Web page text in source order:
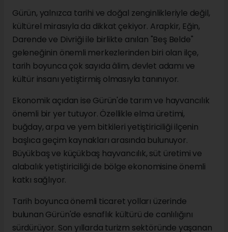
Gürün, yalnızca tarihi ve doğal zenginlikleriyle değil,
kültürel mirasıyla da dikkat çekiyor. Arapkir, Eğin,
Darende ve Divriği ile birlikte anılan "Beş Belde"
geleneğinin önemli merkezlerinden biri olan ilçe,
tarih boyunca çok sayıda âlim, devlet adamı ve
kültür insanı yetiştirmiş olmasıyla tanınıyor.
Ekonomik açıdan ise Gürün'de tarım ve hayvancılık
önemli bir yer tutuyor. Özellikle elma üretimi,
buğday, arpa ve yem bitkileri yetiştiriciliği ilçenin
başlıca geçim kaynakları arasında bulunuyor.
Büyükbaş ve küçükbaş hayvancılık, süt üretimi ve
alabalık yetiştiriciliği de bölge ekonomisine önemli
katkı sağlıyor.
Tarih boyunca önemli ticaret yolları üzerinde
bulunan Gürün'de esnaflık kültürü de canlılığını
sürdürüyor. Son yıllarda turizm sektöründe yaşanan